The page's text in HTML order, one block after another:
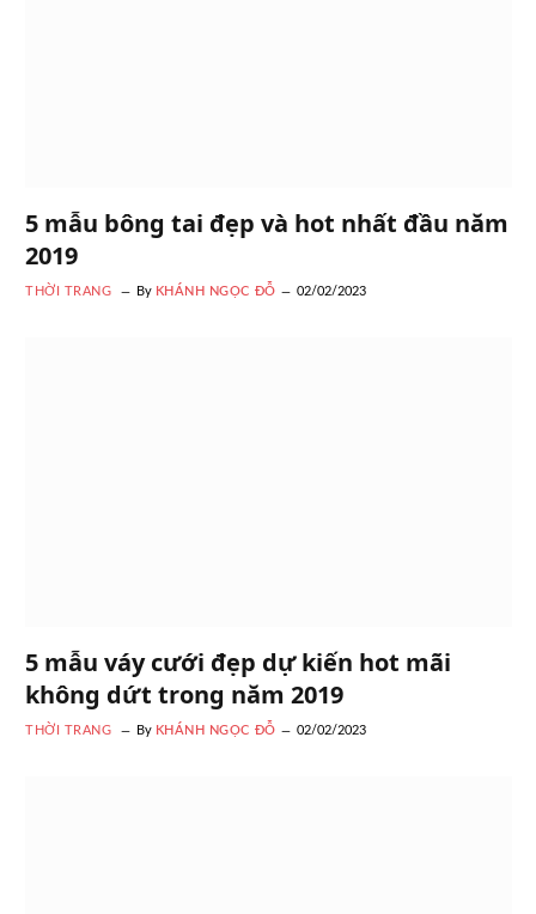
5 mẫu bông tai đẹp và hot nhất đầu năm
2019
THỜI TRANG By KHÁNH NGỌC ĐỖ 02/02/2023
5 mẫu váy cưới đẹp dự kiến hot mãi
không dứt trong năm 2019
THỜI TRANG By KHÁNH NGỌC ĐỖ 02/02/2023